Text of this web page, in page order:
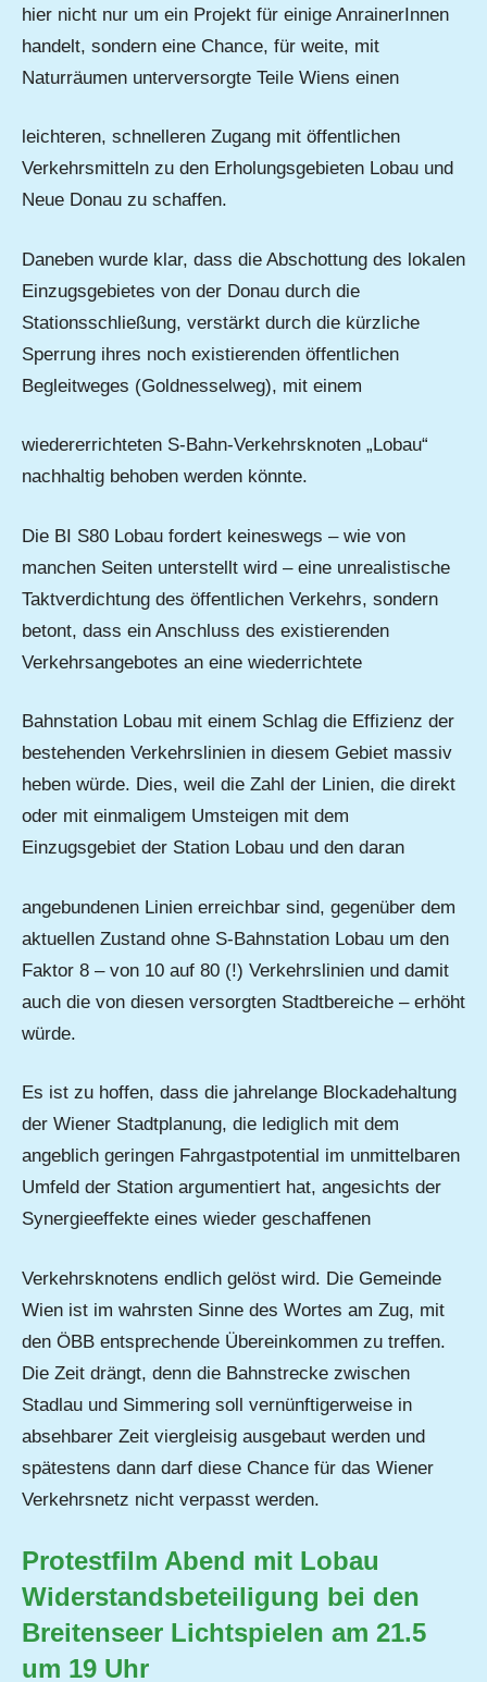
hier nicht nur um ein Projekt für einige AnrainerInnen
handelt, sondern eine Chance, für weite, mit
Naturräumen unterversorgte Teile Wiens einen
leichteren, schnelleren Zugang mit öffentlichen
Verkehrsmitteln zu den Erholungsgebieten Lobau und
Neue Donau zu schaffen.
Daneben wurde klar, dass die Abschottung des lokalen
Einzugsgebietes von der Donau durch die
Stationsschließung, verstärkt durch die kürzliche
Sperrung ihres noch existierenden öffentlichen
Begleitweges (Goldnesselweg), mit einem
wiedererrichteten S-Bahn-Verkehrsknoten „Lobau“
nachhaltig behoben werden könnte.
Die BI S80 Lobau fordert keineswegs – wie von
manchen Seiten unterstellt wird – eine unrealistische
Taktverdichtung des öffentlichen Verkehrs, sondern
betont, dass ein Anschluss des existierenden
Verkehrsangebotes an eine wiederrichtete
Bahnstation Lobau mit einem Schlag die Effizienz der
bestehenden Verkehrslinien in diesem Gebiet massiv
heben würde. Dies, weil die Zahl der Linien, die direkt
oder mit einmaligem Umsteigen mit dem
Einzugsgebiet der Station Lobau und den daran
angebundenen Linien erreichbar sind, gegenüber dem
aktuellen Zustand ohne S-Bahnstation Lobau um den
Faktor 8 – von 10 auf 80 (!) Verkehrslinien und damit
auch die von diesen versorgten Stadtbereiche – erhöht
würde.
Es ist zu hoffen, dass die jahrelange Blockadehaltung
der Wiener Stadtplanung, die lediglich mit dem
angeblich geringen Fahrgastpotential im unmittelbaren
Umfeld der Station argumentiert hat, angesichts der
Synergieeffekte eines wieder geschaffenen
Verkehrsknotens endlich gelöst wird. Die Gemeinde
Wien ist im wahrsten Sinne des Wortes am Zug, mit
den ÖBB entsprechende Übereinkommen zu treffen.
Die Zeit drängt, denn die Bahnstrecke zwischen
Stadlau und Simmering soll vernünftigerweise in
absehbarer Zeit viergleisig ausgebaut werden und
spätestens dann darf diese Chance für das Wiener
Verkehrsnetz nicht verpasst werden.
Protestfilm Abend mit Lobau
Widerstandsbeteiligung bei den
Breitenseer Lichtspielen am 21.5
um 19 Uhr